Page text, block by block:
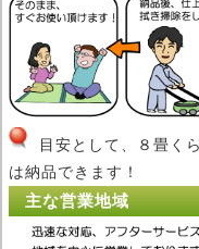
目安として、８畳く
は納品できます！
主な営業地域